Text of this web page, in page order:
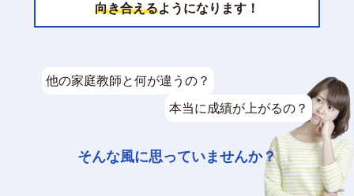
向き合えるようになります！
他の家庭教師と何が違うの？
本当に成績が上がるの？
そんな風に思っていませんか？